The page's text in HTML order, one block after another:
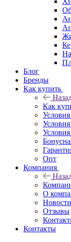
Блог
Бренды
Как купить
Как
Опт
Компания
О
Новости
Отзывы
Контакты